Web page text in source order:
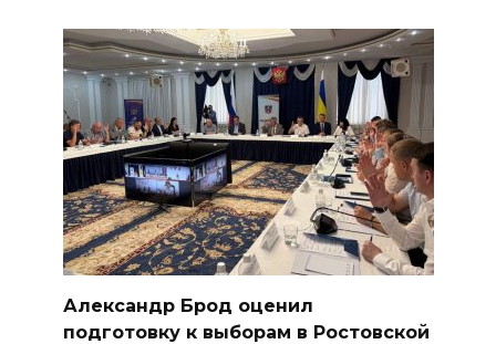
Александр Брод оценил
подготовку к выборам в Ростовской